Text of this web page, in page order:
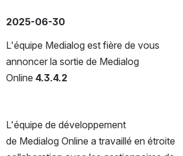
2025-06-30
L'équipe Medialog est fière de vous
annoncer la sortie de Medialog
Online 4.3.4.2
L'équipe de développement
de Medialog Online a travaillé en étroite